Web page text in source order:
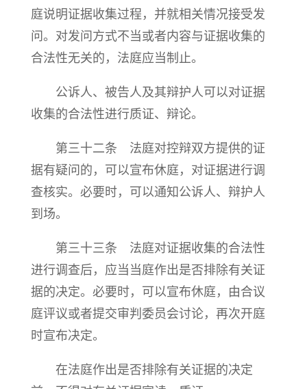
庭说明证据收集过程，并就相关情况接受发
问。对发问方式不当或者内容与证据收集的
合法性无关的，法庭应当制止。
公诉人、被告人及其辩护人可以对证据
收集的合法性进行质证、辩论。
第三十二条 法庭对控辩双方提供的证
据有疑问的，可以宣布休庭，对证据进行调
查核实。必要时，可以通知公诉人、辩护人
到场。
第三十三条 法庭对证据收集的合法性
进行调查后，应当当庭作出是否排除有关证
据的决定。必要时，可以宣布休庭，由合议
庭评议或者提交审判委员会讨论，再次开庭
时宣布决定。
在法庭作出是否排除有关证据的决定